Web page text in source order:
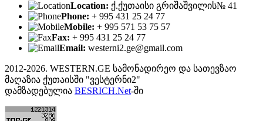
Location: ქ.ქუთაისი გრიშაშვილის№ 41
Phone: + 995 431 25 24 77
Mobile: + 995 571 53 75 57
Fax: + 995 431 25 24 77
Email: westerni2.ge@gmail.com
2012-2026. WESTERN.GE სამონადირეო და სათევზაო
მაღაზია ქუთაისში "ვესტერნი2"
დამზადებულია BESRICH.Net-ში